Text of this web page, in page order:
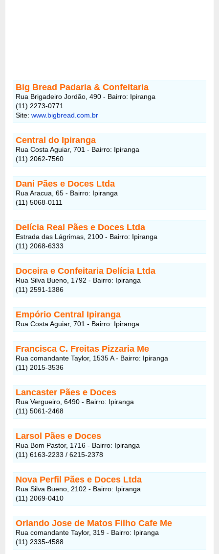
Big Bread Padaria & Confeitaria
Rua Brigadeiro Jordão, 490 - Bairro: Ipiranga
(11) 2273-0771
Site: www.bigbread.com.br
Central do Ipiranga
Rua Costa Aguiar, 701 - Bairro: Ipiranga
(11) 2062-7560
Dani Pães e Doces Ltda
Rua Aracua, 65 - Bairro: Ipiranga
(11) 5068-0111
Delícia Real Pães e Doces Ltda
Estrada das Lágrimas, 2100 - Bairro: Ipiranga
(11) 2068-6333
Doceira e Confeitaria Delícia Ltda
Rua Silva Bueno, 1792 - Bairro: Ipiranga
(11) 2591-1386
Empório Central Ipiranga
Rua Costa Aguiar, 701 - Bairro: Ipiranga
Francisca C. Freitas Pizzaria Me
Rua comandante Taylor, 1535 A - Bairro: Ipiranga
(11) 2015-3536
Lancaster Pães e Doces
Rua Vergueiro, 6490 - Bairro: Ipiranga
(11) 5061-2468
Larsol Pães e Doces
Rua Bom Pastor, 1716 - Bairro: Ipiranga
(11) 6163-2233 / 6215-2378
Nova Perfil Pães e Doces Ltda
Rua Silva Bueno, 2102 - Bairro: Ipiranga
(11) 2069-0410
Orlando Jose de Matos Filho Cafe Me
Rua comandante Taylor, 319 - Bairro: Ipiranga
(11) 2335-4588